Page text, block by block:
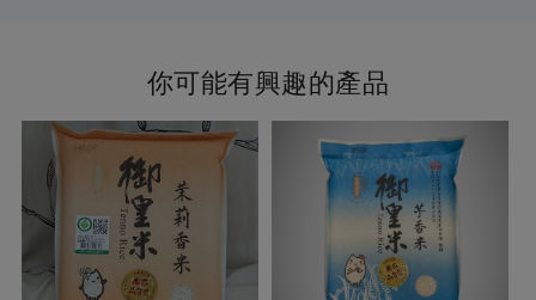
你可能有興趣的產品